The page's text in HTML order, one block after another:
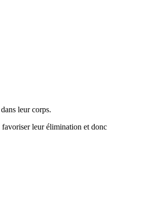
leur corps.
favoriser leur élimination et donc